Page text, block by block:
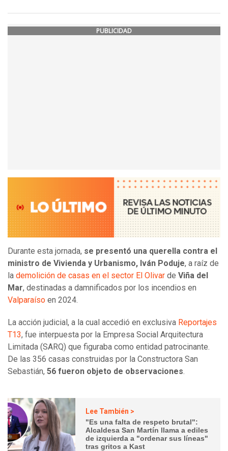
PUBLICIDAD
Durante esta jornada, se presentó una querella contra el
ministro de Vivienda y Urbanismo, Iván Poduje, a raíz de
la demolición de casas en el sector El Olivar de Viña del
Mar, destinadas a damnificados por los incendios en
Valparaíso en 2024.
La acción judicial, a la cual accedió en exclusiva Reportajes
T13, fue interpuesta por la Empresa Social Arquitectura
Limitada (SARQ) que figuraba como entidad patrocinante.
De las 356 casas construidas por la Constructora San
Sebastián, 56 fueron objeto de observaciones.
Lee También >
"Es una falta de respeto brutal":
Alcaldesa San Martín llama a ediles
de izquierda a "ordenar sus líneas"
tras gritos a Kast